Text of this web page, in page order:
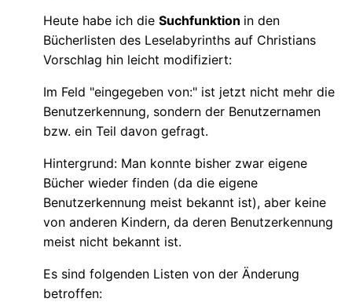
Heute habe ich die Suchfunktion in den
Bücherlisten des Leselabyrinths auf Christians
Vorschlag hin leicht modifiziert:
Im Feld "eingegeben von:" ist jetzt nicht mehr die
Benutzerkennung, sondern der Benutzernamen
bzw. ein Teil davon gefragt.
Hintergrund: Man konnte bisher zwar eigene
Bücher wieder finden (da die eigene
Benutzerkennung meist bekannt ist), aber keine
von anderen Kindern, da deren Benutzerkennung
meist nicht bekannt ist.
Es sind folgenden Listen von der Änderung
betroffen: